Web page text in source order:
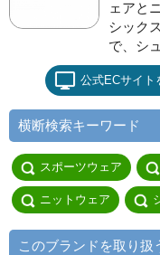
ェアと
シック
で、シ
公式ECサイト
横断検索キーワード
スポーツウェア
ニットウェア
このブランドを取り扱